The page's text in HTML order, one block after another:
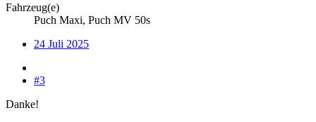
Fahrzeug(e)
Puch Maxi, Puch MV 50s
24 Juli 2025
#3
Danke!